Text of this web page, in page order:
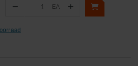
− Aantal
EA +